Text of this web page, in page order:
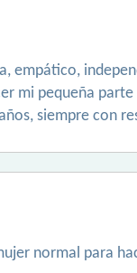
empático,
mi pequeña
siempre con
normal para